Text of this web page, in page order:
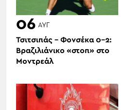
ΕΠΟΜΕΝΗ
06 ΑΥΓ
Τσιτσιπάς – Φονσέκα 0-2:
Βραζιλιάνικο «στοπ» στο
Μοντρεάλ